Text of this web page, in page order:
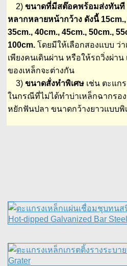
2) ขนาดที่มีสต๊อคพร้อมส่งทันที
หลากหลายหน้ากว้าง ดังนี้ 15cm.,
35cm., 40cm., 45cm., 50cm.,
100cm. โดยมีให้เลือกสองแบบ ว่
เพียงคนเดินผ่าน หรือให้รถวิ่งผ่า
ของเหล็กจะต่างกัน
3) ขนาดสั่งทำพิเศษ เช่น ตะแก
ในกรณีที่ไม่ได้ทำบ่าเหล็กฉากรอ
หยักฟันปลา ขนาดกว้างยาวแบบพิ